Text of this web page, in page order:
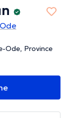
Ode, Province